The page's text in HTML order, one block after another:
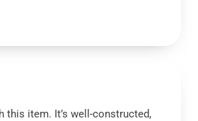
this item. It’s well-constructed,